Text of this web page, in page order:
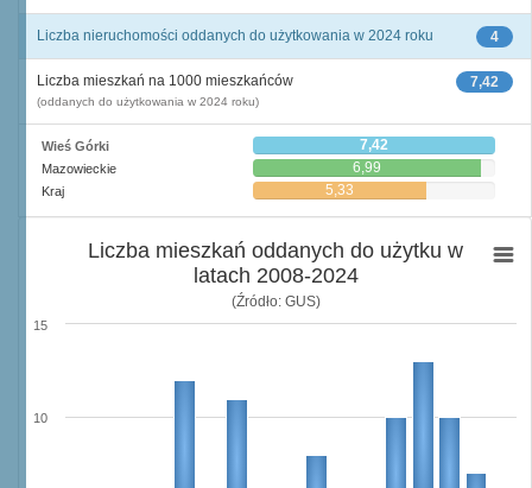
4
Liczba nieruchomości oddanych do użytkowania w 2024 roku
7,42
Liczba mieszkań na 1000 mieszkańców
(oddanych do użytkowania w 2024 roku)
Wieś Górki 7,42
Mazowieckie 6,99
Kraj 5,33
Liczba mieszkań oddanych do użytku w
latach 2008-2024
(Źródło: GUS)
10
15